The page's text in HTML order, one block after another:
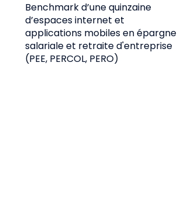
Benchmark d’une quinzaine
d’espaces internet et
applications mobiles en épargne
salariale et retraite d'entreprise
(PEE, PERCOL, PERO)